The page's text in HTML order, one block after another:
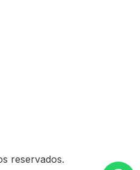
reservados.